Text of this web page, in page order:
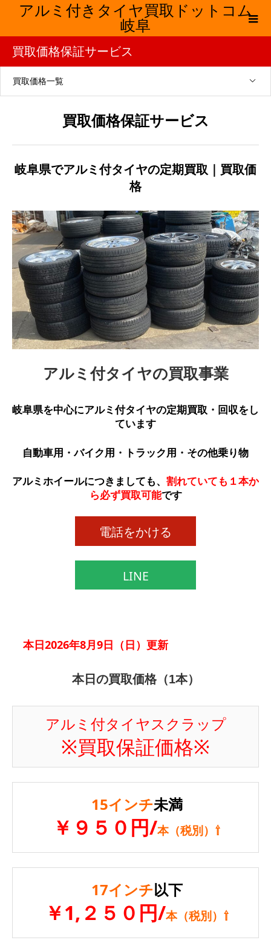
アルミ付きタイヤ買取ドットコム
岐阜
買取価格保証サービス
買取価格一覧
買取価格保証サービス
岐阜県でアルミ付タイヤの定期買取｜買取価
格
アルミ付タイヤの買取事業
岐阜県を中心にアルミ付タイヤの定期買取・回収をし
ています
自動車用・バイク用・トラック用・その他乗り物
アルミホイールにつきましても、 割れていても１本か
ら必ず買取可能です
電話をかける
LINE
本日2026年8月9日（日）更新
本日の買取価格（1本）
アルミ付タイヤスクラップ
※買取保証価格※
15インチ未満
￥９５０円/本（税別）⇧
17インチ以下
￥1,２５０円/本（税別）⇧